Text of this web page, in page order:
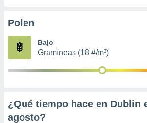
e
mediante
publicidad
publicidad
de
Polen
Bajo
Gramíneas (18 #/m³)
¿Qué tiempo hace en Dublin
agosto?